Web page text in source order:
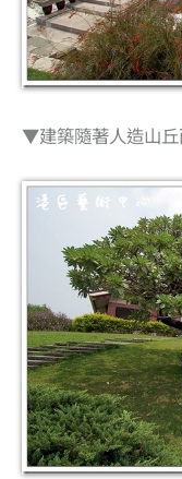
▼建築隨著人造山